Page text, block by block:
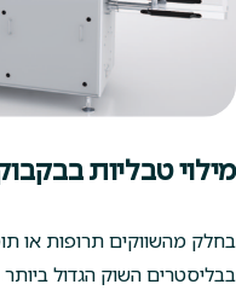
מילוי טבליות
בחלק מהשווקים תרופות או
בבליסטרים השוק הגדול